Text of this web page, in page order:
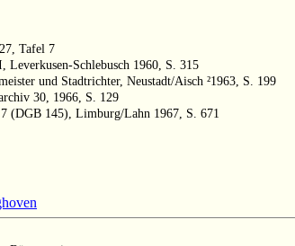
Tafel 7
Schlebusch 1960, S. 315
und Stadtrichter, Neustadt/Aisch ²1963, S. 199
30, 1966, S. 129
7 (DGB 145), Limburg/Lahn 1967, S. 671